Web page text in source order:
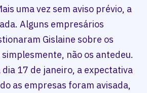
uma vez sem aviso prévio, a
Alguns empresários
Gislaine sobre os
não os antedeu.
17 de janeiro, a expectativa
as empresas foram avisada,